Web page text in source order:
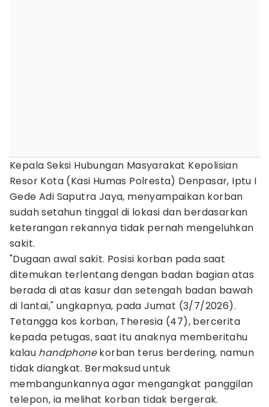
Kepala Seksi Hubungan Masyarakat Kepolisian
Resor Kota (Kasi Humas Polresta) Denpasar, Iptu I
Gede Adi Saputra Jaya, menyampaikan korban
sudah setahun tinggal di lokasi dan berdasarkan
keterangan rekannya tidak pernah mengeluhkan
sakit.
"Dugaan awal sakit. Posisi korban pada saat
ditemukan terlentang dengan badan bagian atas
berada di atas kasur dan setengah badan bawah
di lantai," ungkapnya, pada Jumat (3/7/2026).
Tetangga kos korban, Theresia (47), bercerita
kepada petugas, saat itu anaknya memberitahu
kalau handphonekorban terus berdering, namun
tidak diangkat. Bermaksud untuk
membangunkannya agar mengangkat panggilan
telepon, ia melihat korban tidak bergerak.